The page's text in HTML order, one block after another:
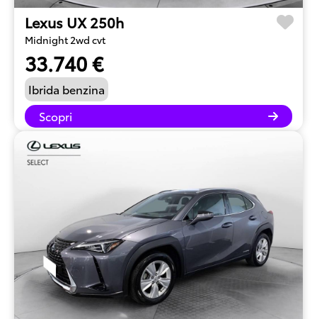
Lexus UX 250h
Midnight 2wd cvt
33.740 €
Ibrida benzina
Scopri